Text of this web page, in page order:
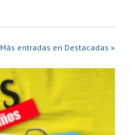
Más entradas en Destacadas »